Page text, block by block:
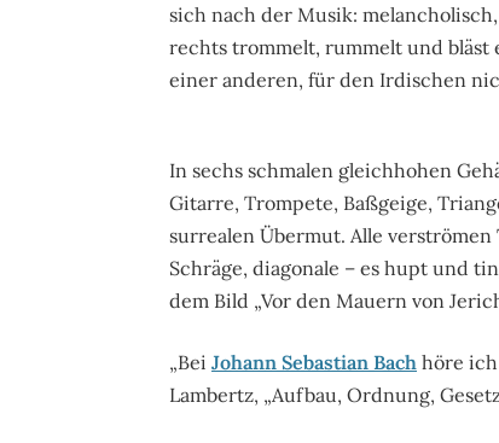
sich nach der Musik:
rechts trommelt, rummelt und bläst
einer anderen, für den Irdischen
In sechs schmalen gleichhohen
Gitarre, Trompete, Baßgeige,
surrealen Übermut. Alle
Schräge, diagonale – es hupt und
dem Bild „Vor den Mauern von
„Bei Johann Sebastian Bach höre ich
Lambertz, „Aufbau, Ordnung,